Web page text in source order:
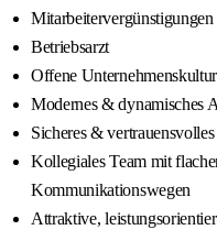
Mitarbeitervergünstigungen
Betriebsarzt
Offene Unternehmenskultur
Modernes & dynamisches
Sicheres &
Kollegiales Team mit
Kommunikationswegen
Attraktive,